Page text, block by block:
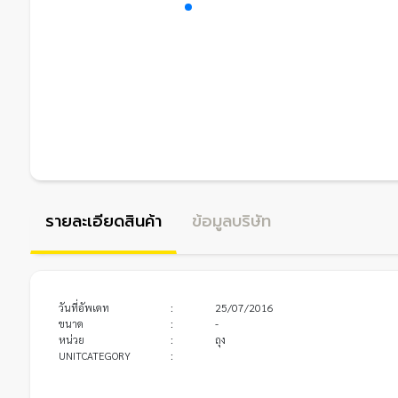
รายละเอียดสินค้า ข้อมูลบริษัท
วันที่อัพเดท :
25/07/2016
ขนาด
:
-
หน่วย
:
ถุง
UNITCATEGORY
: